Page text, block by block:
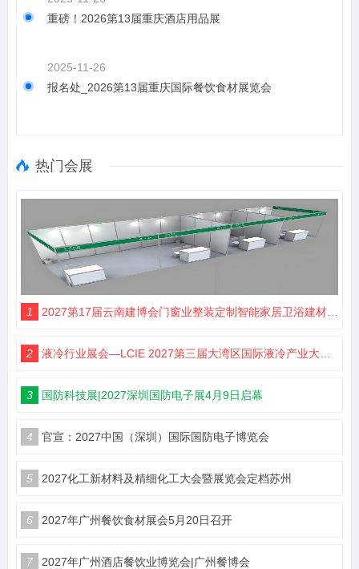
重磅！2026第13届重庆酒店用品展
2025-11-26
报名处_2026第13届重庆国际餐饮食材展览会
热门会展
1 2027第17届云南建博会门窗业整装定制智能家居卫浴建材展会
2 液冷行业展会—LCIE 2027第三届大湾区国际液冷产业大会暨展览会（深圳）
3 国防科技展|2027深圳国防电子展4月9日启幕
4 官宣：2027中国（深圳）国际国防电子博览会
5 2027化工新材料及精细化工大会暨展览会定档苏州
6 2027年广州餐饮食材展会5月20日召开
7 2027年广州酒店餐饮业博览会|广州餐博会